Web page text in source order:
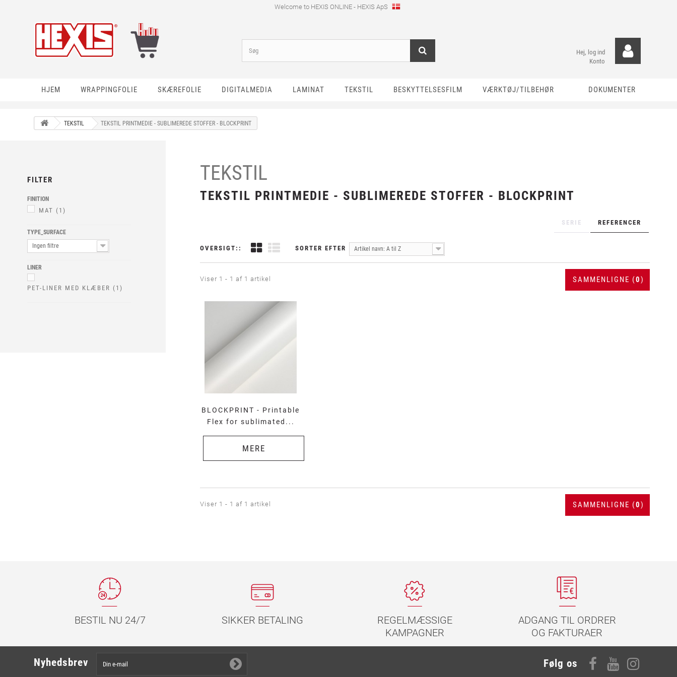
Welcome to HEXIS ONLINE - HEXIS ApS
Hej, log ind
Konto
HJEM WRAPPINGFOLIE SKÆREFOLIE DIGITALMEDIA LAMINAT TEKSTIL BESKYTTELSESFILM VÆRKTØJ/TILBEHØR DOKUMENTER
TEKSTIL TEKSTIL PRINTMEDIE - SUBLIMEREDE STOFFER - BLOCKPRINT
FILTER
FINITION
MAT (1)
TYPE_SURFACE
Ingen filtre
LINER
PET-LINER MED KLÆBER (1)
TEKSTIL
TEKSTIL PRINTMEDIE - SUBLIMEREDE STOFFER - BLOCKPRINT
REFERENCER
SERIE
OVERSIGT:: SORTER EFTER Artikel navn: A til Z
SAMMENLIGNE (0)
Viser 1 - 1 af 1 artikel
BLOCKPRINT - Printable
Flex for sublimated...
MERE
SAMMENLIGNE (0)
Viser 1 - 1 af 1 artikel
BESTIL NU 24/7 SIKKER BETALING
REGELMÆSSIGE
KAMPAGNER
ADGANG TIL ORDRER
OG FAKTURAER
Nyhedsbrev Følg os